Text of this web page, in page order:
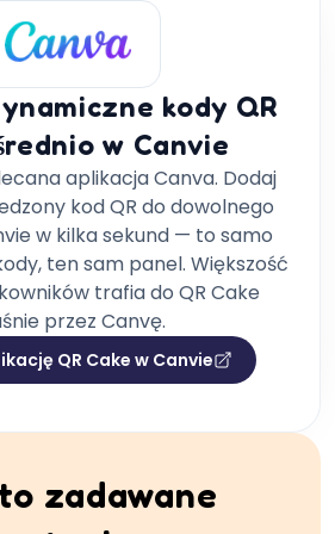
kody QR
w Canvie
aplikacja Canva. Dodaj
kod QR do dowolnego
w kilka sekund — to samo
ten sam panel. Większość
trafia do QR Cake
przez Canvę.
QR Cake w Canvie
zadawane